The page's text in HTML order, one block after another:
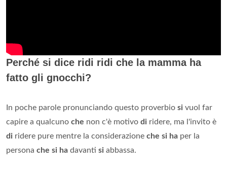
Perché si dice ridi ridi che la mamma ha
fatto gli gnocchi?
In poche parole pronunciando questo proverbio si vuol far
capire a qualcuno che non c'è motivo di ridere, ma l'invito è
di ridere pure mentre la considerazione che si ha per la
persona che si ha davanti si abbassa.